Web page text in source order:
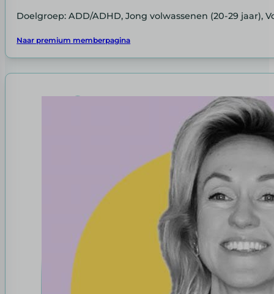
Doelgroep: ADD/ADHD, Jong volwassenen (20-29 jaar),
Naar premium memberpagina